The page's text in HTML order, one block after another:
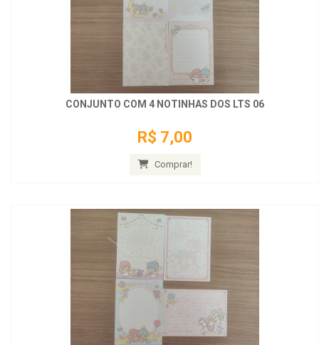
CONJUNTO COM 4 NOTINHAS DOS LTS 06
R$ 7,00
Comprar!